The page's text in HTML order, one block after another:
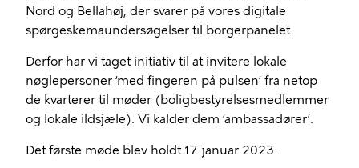
Nord og Bellahøj, der svarer på vores digitale
spørgeskemaundersøgelser til borgerpanelet.
Derfor har vi taget initiativ til at invitere lokale
nøglepersoner ‘med fingeren på pulsen’ fra netop
de kvarterer til møder (boligbestyrelsesmedlemmer
og lokale ildsjæle). Vi kalder dem ‘ambassadører’.
Det første møde blev holdt 17. januar 2023.